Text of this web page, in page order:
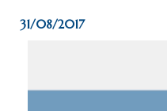
31/08/2017